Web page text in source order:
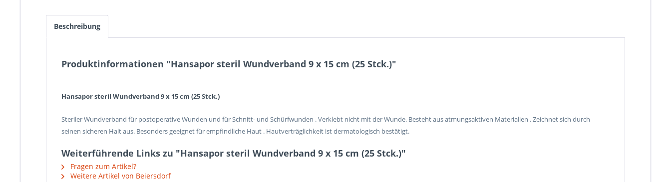
Beschreibung
Produktinformationen "Hansapor steril Wundverband 9 x 15 cm (25 Stck.)"
Hansapor steril Wundverband 9 x 15 cm (25 Stck.)
Steriler Wundverband für postoperative Wunden und für Schnitt- und Schürfwunden . Verklebt nicht mit der Wunde. Besteht aus atmungsaktiven Materialien . Zeichnet sich durch
seinen sicheren Halt aus. Besonders geeignet für empfindliche Haut . Hautverträglichkeit ist dermatologisch bestätigt.
Weiterführende Links zu "Hansapor steril Wundverband 9 x 15 cm (25 Stck.)"
Fragen zum Artikel?
Weitere Artikel von Beiersdorf